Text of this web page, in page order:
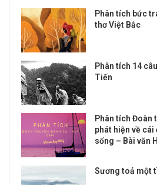
Phân tích bức
thơ Việt Bắc
Phân tích 14
Tiến
Phân tích Đoàn
phát hiện về
sống – Bài văn
Sương toả một